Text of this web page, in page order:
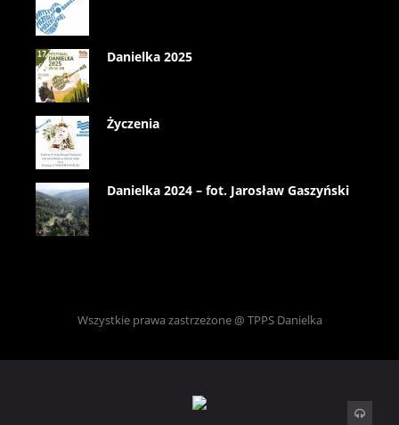
Danielka 2025
Życzenia
Danielka 2024 – fot. Jarosław Gaszyński
Wszystkie prawa zastrzeżone @ TPPS Danielka